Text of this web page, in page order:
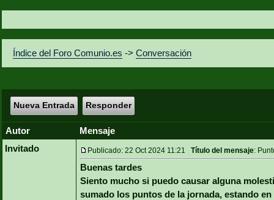
Índice del Foro Comunio.es ->Conversación
Nueva Entrada Responder
Autor
Mensaje
Invitado
Publicado: 22 Oct 2024 11:21 Título del mensaje:
Buenas tardes
Siento mucho si puedo causar alguna
sumado los puntos de la jornada, estando